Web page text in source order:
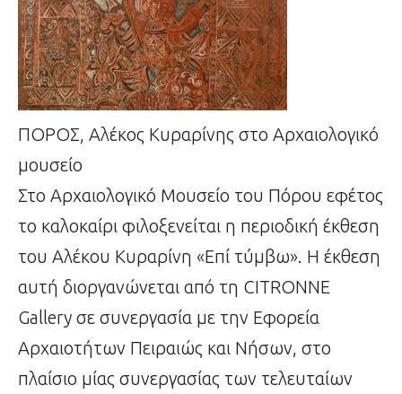
ΠΟΡΟΣ, Αλέκος Κυραρίνης στο Αρχαιολογικό
μουσείο
Στο Αρχαιολογικό Μουσείο του Πόρου εφέτος
το καλοκαίρι φιλοξενείται η περιοδική έκθεση
του Aλέκου Κυραρίνη «Επί τύμβω». Η έκθεση
αυτή διοργανώνεται από τη CITRONNE
Gallery σε συνεργασία με την Εφορεία
Αρχαιοτήτων Πειραιώς και Νήσων, στο
πλαίσιο μίας συνεργασίας των τελευταίων